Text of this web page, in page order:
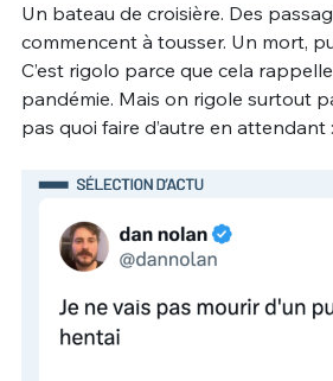
Un bateau de croisière. Des
commencent à tousser. Un mort,
C’est rigolo parce que cela
pandémie. Mais on rigole surtout
pas quoi faire d’autre en attendant :